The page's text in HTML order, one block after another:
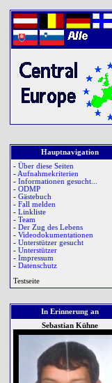
Hauptnavigation
- Über diese Seiten
- Aufnahmekriterien
- Informationen gesucht...
- ODMP
- Gästebuch
- Fall melden
- Linkliste
- Team
- Der Zug des Lebens
- Videodokumentationen
- Unterstützer gesucht
- Unterstützer
- Impressum
- Datenschutz
Testseite
In Erinnerung an
Sebastian Kühne